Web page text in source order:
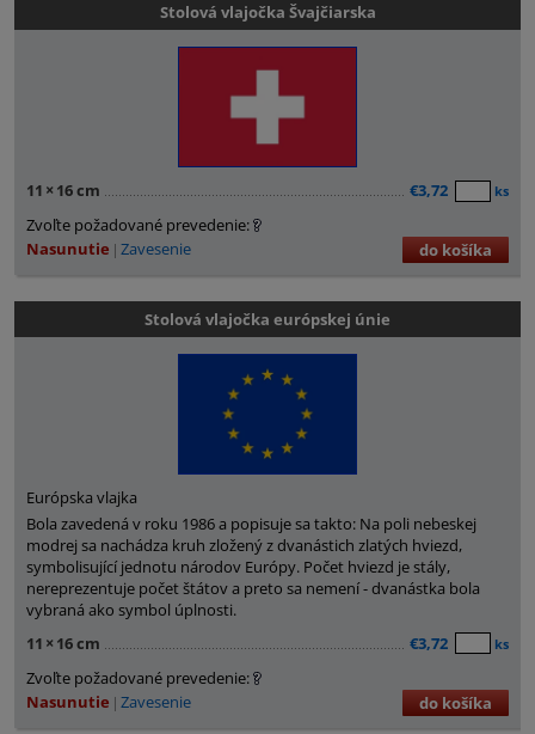
Stolová vlajočka Švajčiarska
11 × 16 cm €3,72 ks
Zvoľte požadované prevedenie:
Nasunutie Zavesenie do košíka
Stolová vlajočka európskej únie
Európska vlajka
Bola zavedená v roku 1986 a popisuje sa takto: Na poli nebeskej
modrej sa nachádza kruh zložený z dvanástich zlatých hviezd,
symbolisující jednotu národov Európy. Počet hviezd je stály,
nereprezentuje počet štátov a preto sa nemení - dvanástka bola
vybraná ako symbol úplnosti.
11 × 16 cm €3,72 ks
Zvoľte požadované prevedenie:
Nasunutie Zavesenie do košíka